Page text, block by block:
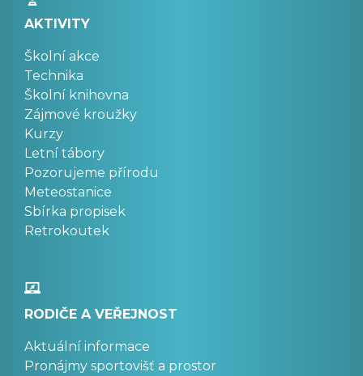
AKTIVITY
Školní akce
Technika
Školní knihovna
Zájmové kroužky
Kurzy
Letní tábory
Pozorujeme přírodu
Meteostanice
Sbírka propisek
Retrokoutek
RODIČE A VEŘEJNOST
Aktuální informace
Pronájmy sportovišť a prostor